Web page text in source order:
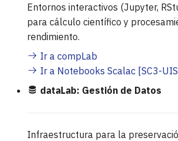
Entornos interactivos (Jupyter,
para cálculo científico y
rendimiento.
Ir a compLab
Ir a Notebooks Scalac [SC3-
dataLab: Gestión de Datos
Infraestructura para la